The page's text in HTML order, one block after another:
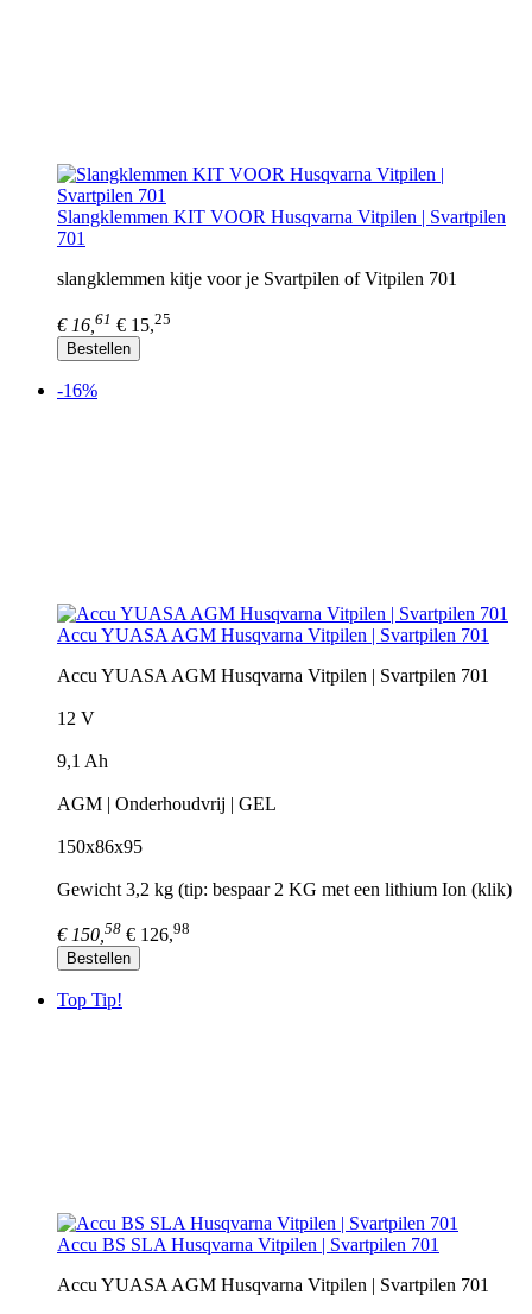
Slangklemmen KIT VOOR Husqvarna Vitpilen | Svartpilen
701
slangklemmen kitje voor je Svartpilen of Vitpilen 701
€ 16, 61 € 15,25
Bestellen
-16%
Accu YUASA AGM Husqvarna Vitpilen | Svartpilen 701
Accu YUASA AGM Husqvarna Vitpilen | Svartpilen 701
12 V
9,1 Ah
AGM | Onderhoudvrij | GEL
150x86x95
Gewicht 3,2 kg (tip: bespaar 2 KG met een lithium Ion (klik)
€ 150, 58 € 126,98
Bestellen
Top Tip!
Accu BS SLA Husqvarna Vitpilen | Svartpilen 701
Accu YUASA AGM Husqvarna Vitpilen | Svartpilen 701